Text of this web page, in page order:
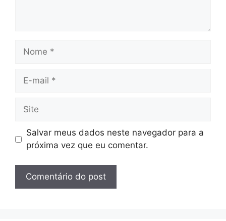
Nome
Site
Salvar meus dados neste navegador para a
próxima vez que eu comentar.